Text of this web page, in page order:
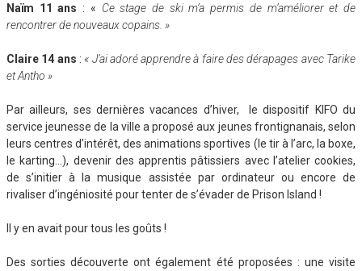
Naïm 11 ans : « Ce stage de ski m’a permis de m’améliorer et de
rencontrer de nouveaux copains. »
Claire 14 ans : « J’ai adoré apprendre à faire des dérapages avec Tarike
et Antho »
Par ailleurs, ses dernières vacances d’hiver, le dispositif KIFO du
service jeunesse de la ville a proposé aux jeunes frontignanais, selon
leurs centres d’intérêt, des animations sportives (le tir à l’arc, la boxe,
le karting…), devenir des apprentis pâtissiers avec l’atelier cookies,
de s’initier à la musique assistée par ordinateur ou encore de
rivaliser d’ingéniosité pour tenter de s’évader de Prison Island !
Il y en avait pour tous les goûts !
Des sorties découverte ont également été proposées : une visite